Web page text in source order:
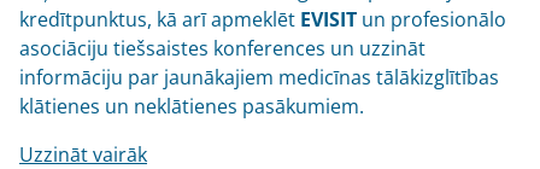
kredītpunktus, kā arī apmeklēt EVISIT un profesionālo
asociāciju tiešsaistes konferences un uzzināt
informāciju par jaunākajiem medicīnas tālākizglītības
klātienes un neklātienes pasākumiem.
Uzzināt vairāk